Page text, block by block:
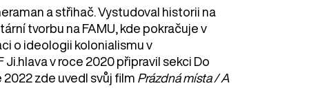
a střihač. Vystudoval historii na
tvorbu na FAMU, kde pokračuje v
o ideologii kolonialismu v
Ji.hlava v roce 2020 připravil sekci Do
zde uvedl svůj film Prázdná místa / A